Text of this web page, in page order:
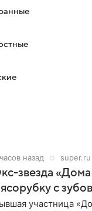
назад super.ru
звезда
с
участница